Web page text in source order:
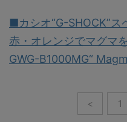
■カシオ“G-SHOCK”ス
赤・オレンジでマグマ
GWG-B1000MG“
< 1